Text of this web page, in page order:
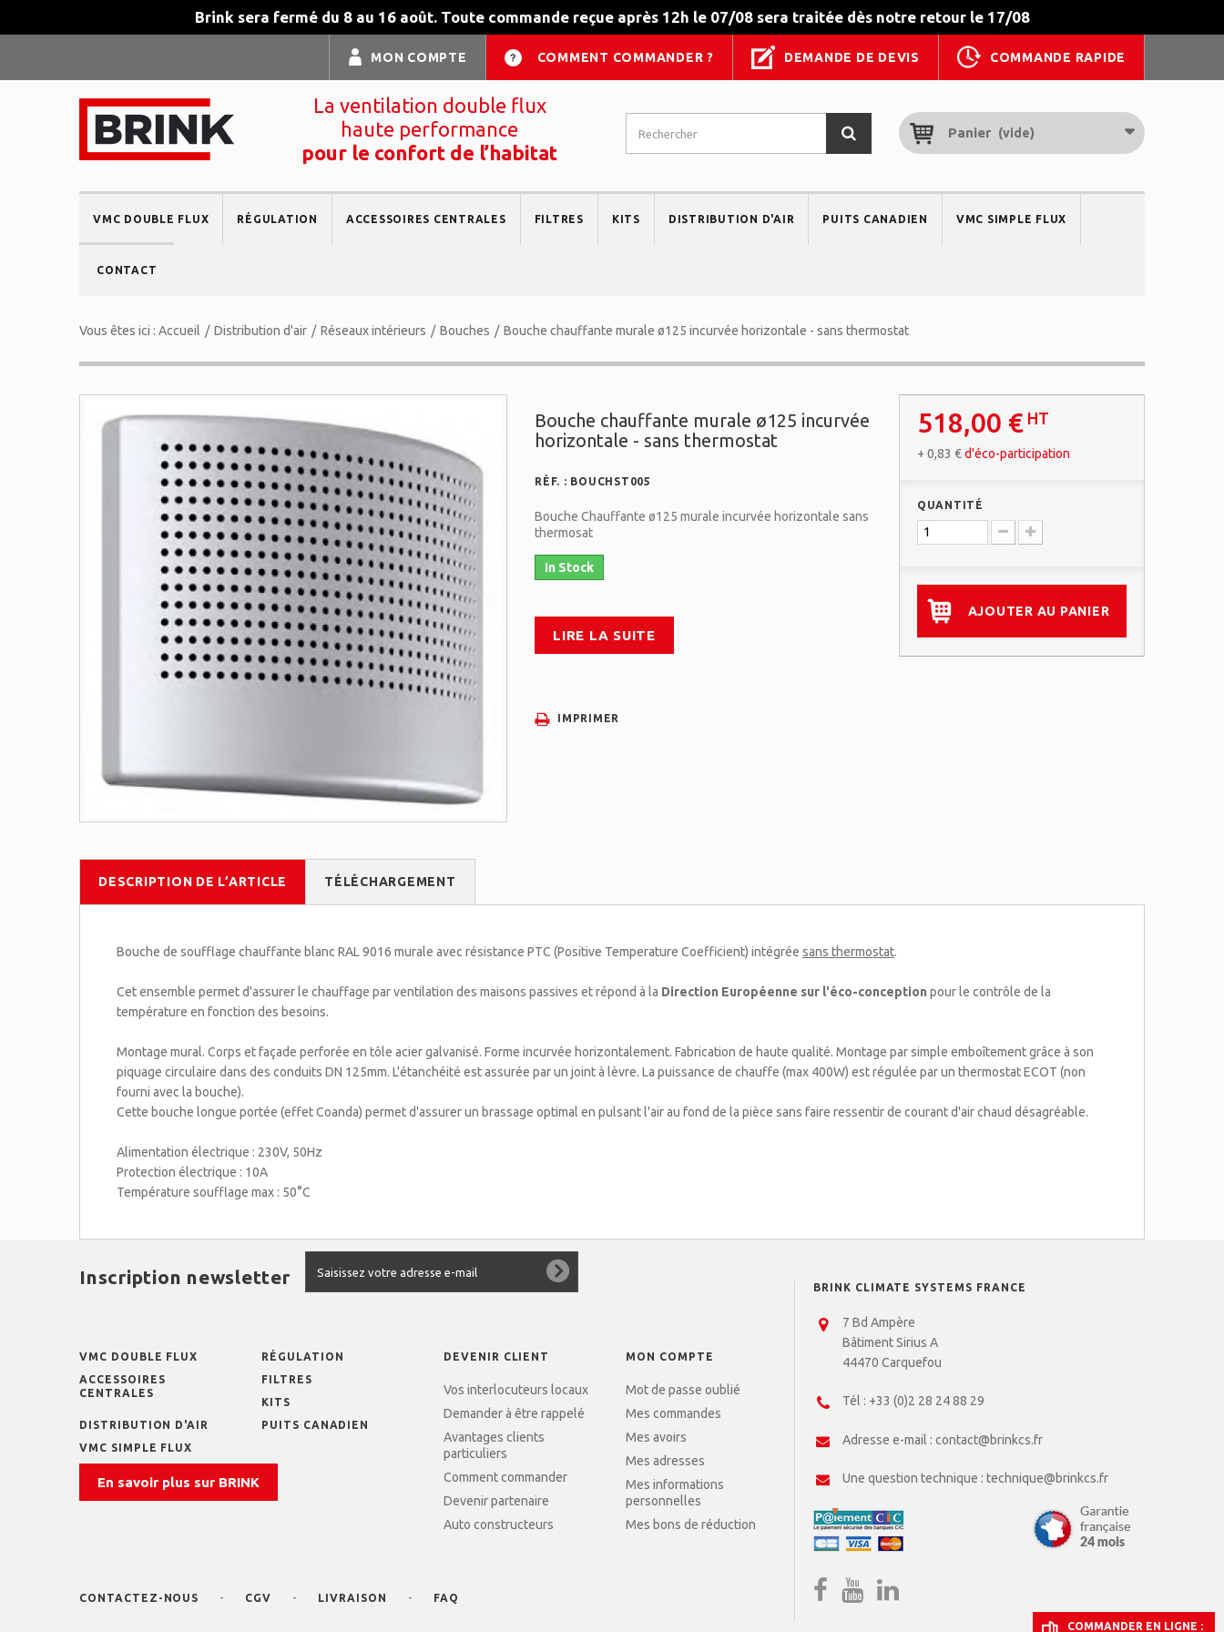
Brink sera fermé du 8 au 16 août. Toute commande reçue après 12h le 07/08 sera traitée dès notre retour le 17/08
COMMANDE RAPIDE
DEMANDE DE DEVIS
COMMENT COMMANDER ?
MON COMPTE
La ventilation double flux
haute performance
pour le confort de l’habitat
Panier (vide)
VMC DOUBLE FLUX RÉGULATION ACCESSOIRES CENTRALES FILTRES KITS DISTRIBUTION D'AIR PUITS CANADIEN VMC SIMPLE FLUX
CONTACT
Vous êtes ici : Accueil / Distribution d'air / Réseaux intérieurs / Bouches / Bouche chauffante murale ø125 incurvée horizontale - sans thermostat
Bouche chauffante murale ø125 incurvée
horizontale - sans thermostat
RÉF. : BOUCHST005
Bouche Chauffante ø125 murale incurvée horizontale sans
thermosat
In Stock
LIRE LA SUITE
IMPRIMER
518,00 € HT
+ 0,83 €d'éco-participation
QUANTITÉ
AJOUTER AU PANIER
DESCRIPTION DE L’ARTICLE TÉLÉCHARGEMENT
Bouche de soufflage chauffante blanc RAL 9016 murale avec résistance PTC (Positive Temperature Coefficient) intégrée sans thermostat.
Cet ensemble permet d'assurer le chauffage par ventilation des maisons passives et répond à la Direction Européenne sur l'éco-conception pour le contrôle de la
température en fonction des besoins.
Montage mural. Corps et façade perforée en tôle acier galvanisé. Forme incurvée horizontalement. Fabrication de haute qualité. Montage par simple emboîtement grâce à son
piquage circulaire dans des conduits DN 125mm. L'étanchéité est assurée par un joint à lèvre. La puissance de chauffe (max 400W) est régulée par un thermostat ECOT (non
fourni avec la bouche).
Cette bouche longue portée (effet Coanda) permet d'assurer un brassage optimal en pulsant l'air au fond de la pièce sans faire ressentir de courant d'air chaud désagréable.
Alimentation électrique : 230V, 50Hz
Protection électrique : 10A
Température soufflage max : 50°C
BRINK CLIMATE SYSTEMS FRANCE
7 Bd Ampère
Bâtiment Sirius A
44470 Carquefou
Tél : +33 (0)2 28 24 88 29
Adresse e-mail :contact@brinkcs.fr
Une question technique :technique@brinkcs.fr
Inscription newsletter
VMC DOUBLE FLUX
RÉGULATION
ACCESSOIRES
CENTRALES
FILTRES
KITS
DISTRIBUTION D'AIR
PUITS CANADIEN
VMC SIMPLE FLUX
En savoir plus sur BRINK
DEVENIR CLIENT
Vos interlocuteurs locaux
Demander à être rappelé
Avantages clients
particuliers
Comment commander
Devenir partenaire
Auto constructeurs
MON COMPTE
Mot de passe oublié
Mes commandes
Mes avoirs
Mes adresses
Mes informations
personnelles
Mes bons de réduction
CONTACTEZ-NOUS CGV LIVRAISON FAQ
COMMANDER EN LIGNE :